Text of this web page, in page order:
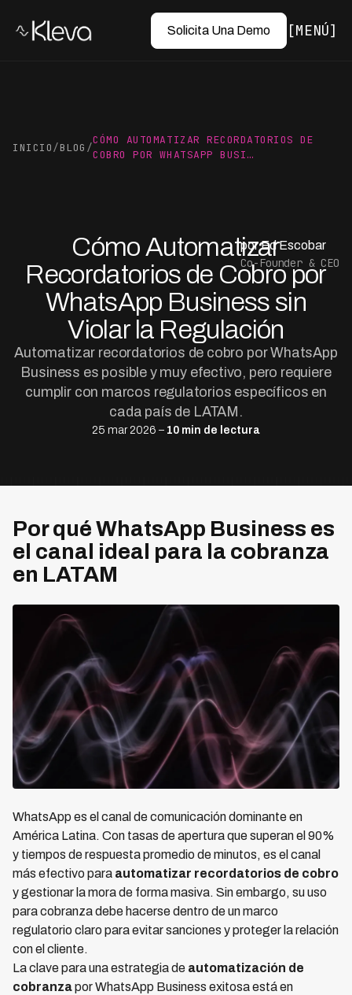
Solicita Una Demo MENÚ
INICIO/BLOG /
CÓMO AUTOMATIZAR RECORDATORIOS DE
COBRO POR WHATSAPP BUSI…
Cómo Automatizar
Recordatorios de Cobro por
WhatsApp Business sin
Violar la Regulación
Automatizar recordatorios de cobro por WhatsApp
Business es posible y muy efectivo, pero requiere
cumplir con marcos regulatorios específicos en
cada país de LATAM.
25 mar 2026 – 10 min de lectura
por Ed Escobar
Co-Founder & CEO
Por qué WhatsApp Business es
el canal ideal para la cobranza
en LATAM
WhatsApp es el canal de comunicación dominante en
América Latina. Con tasas de apertura que superan el 90%
y tiempos de respuesta promedio de minutos, es el canal
más efectivo para automatizar recordatorios de cobro
y gestionar la mora de forma masiva. Sin embargo, su uso
para cobranza debe hacerse dentro de un marco
regulatorio claro para evitar sanciones y proteger la relación
con el cliente.
La clave para una estrategia de automatización de
cobranzapor WhatsApp Business exitosa está en